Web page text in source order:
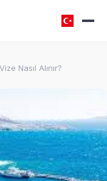
Nasıl Alınır?